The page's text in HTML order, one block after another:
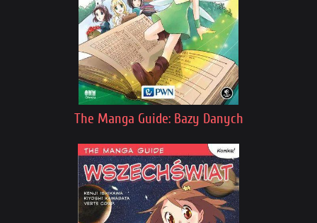
The Manga Guide: Bazy Danych